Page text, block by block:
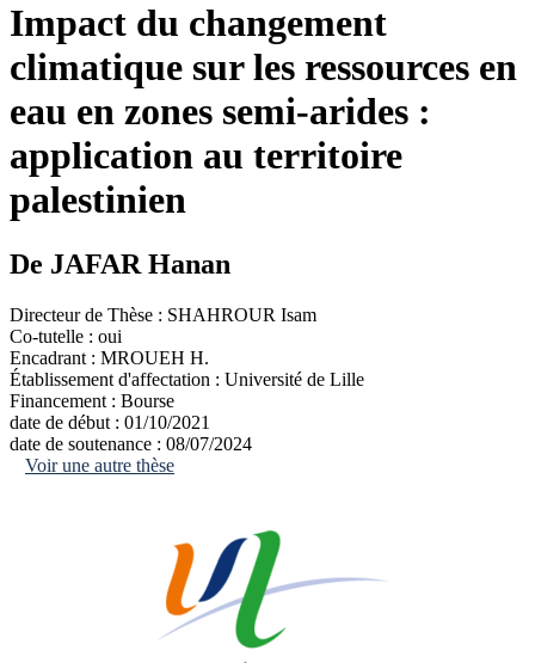
Impact du changement
climatique sur les ressources en
eau en zones semi-arides :
application au territoire
palestinien
De JAFAR Hanan
Directeur de Thèse : SHAHROUR Isam
Co-tutelle : oui
Encadrant : MROUEH H.
Établissement d'affectation : Université de Lille
Financement : Bourse
date de début : 01/10/2021
date de soutenance : 08/07/2024
Voir une autre thèse